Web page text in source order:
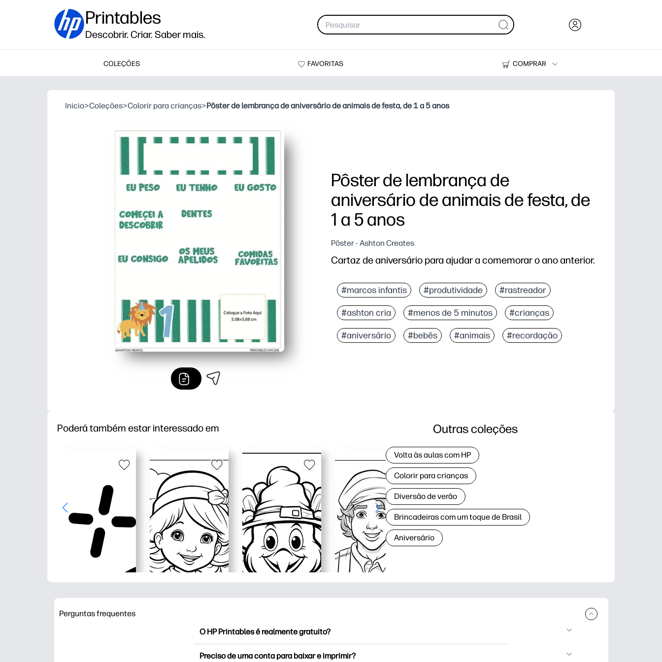
Printables
Descobrir. Criar. Saber mais.
COLEÇÕES FAVORITAS
COMPRAR
Suprimentos
Inicio>Coleções>Colorir para crianças>Pôster de lembrança de aniversário de animais de festa, de 1 a 5 anos
Pôster de lembrança de
aniversário de animais de festa, de
1 a 5 anos
Pôster - Ashton Creates
Cartaz de aniversário para ajudar a comemorar o ano anterior.
#marcos infantis #produtividade #rastreador
#ashton cria #menos de 5 minutos #crianças
#aniversário #bebês #animais #recordação
Poderá também estar interessado em Outras coleções
Volta às aulas com HP
Colorir para crianças
Diversão de verão
Brincadeiras com um toque de Brasil
Aniversário
Perguntas frequentes
O HP Printables é realmente gratuito?
Preciso de uma conta para baixar e imprimir?